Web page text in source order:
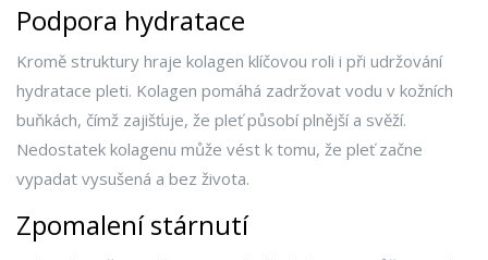
Podpora hydratace
Kromě struktury hraje kolagen klíčovou roli i při udržování
hydratace pleti. Kolagen pomáhá zadržovat vodu v kožních
buňkách, čímž zajišťuje, že pleť působí plnější a svěží.
Nedostatek kolagenu může vést k tomu, že pleť začne
vypadat vysušená a bez života.
Zpomalení stárnutí